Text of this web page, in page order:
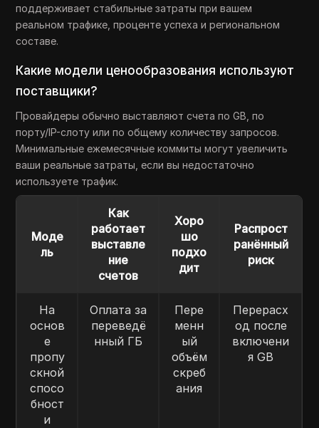
поддерживает стабильные затраты при вашем
реальном трафике, проценте успеха и региональном
составе.
Какие модели ценообразования используют
поставщики?
Провайдеры обычно выставляют счета по GB, по
порту/IP-слоту или по общему количеству запросов.
Минимальные ежемесячные коммиты могут увеличить
ваши реальные затраты, если вы недостаточно
используете трафик.
Моде
ль
Как
работает
выставле
ние
счетов
Хоро
шо
подхо
дит
Распрост
ранённый
риск
На
основ
е
пропу
скной
спосо
бност
и
Оплата за
переведё
нный ГБ
Пере
менн
ый
объём
скреб
ания
Перерасх
од после
включени
я GB